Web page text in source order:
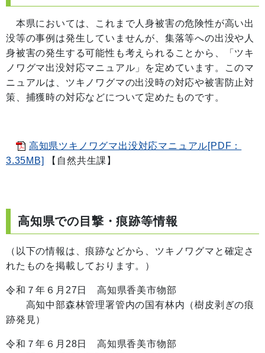
本県においては、これまで人身被害の危険性が高い出
没等の事例は発生していませんが、集落等への出没や人
身被害の発生する可能性も考えられることから、「ツキ
ノワグマ出没対応マニュアル」を定めています。このマ
ニュアルは、ツキノワグマの出没時の対応や被害防止対
策、捕獲時の対応などについて定めたものです。
高知県ツキノワグマ出没対応マニュアル[PDF：
3.35MB]
【自然共生課】
高知県での目撃・痕跡等情報
（以下の情報は、痕跡などから、ツキノワグマと確定さ
れたものを掲載しております。）
令和７年６月27日 高知県香美市物部
高知中部森林管理署管内の国有林内（樹皮剥ぎの痕
跡発見）
令和７年６月28日 高知県香美市物部